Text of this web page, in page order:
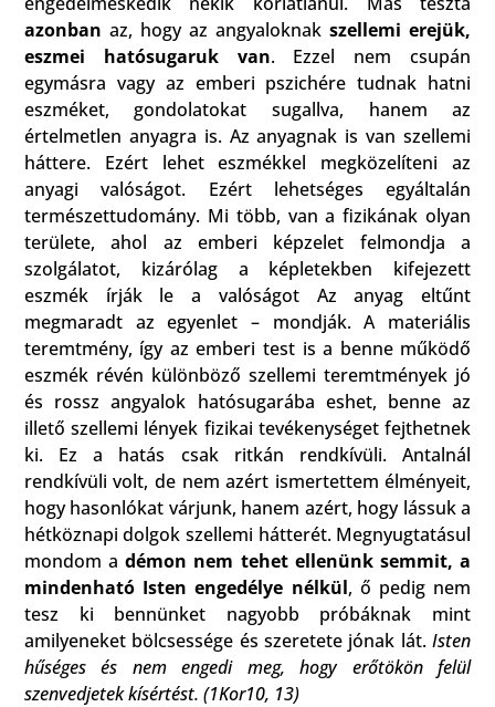
azonban az, hogy az angyaloknakszellemi erejük,
eszmei hatósugaruk van. Ezzel nem csupán
egymásra vagy az emberi pszichére tudnak hatni
eszméket, gondolatokat sugallva, hanem az
értelmetlen anyagra is. Az anyagnak is van szellemi
háttere. Ezért lehet eszmékkel megközelíteni az
anyagi valóságot. Ezért lehetséges egyáltalán
természettudomány. Mi több, van a fizikának olyan
területe, ahol az emberi képzelet felmondja a
szolgálatot, kizárólag a képletekben kifejezett
eszmék írják le a valóságot Az anyag eltűnt
megmaradt az egyenlet – mondják. A materiális
teremtmény, így az emberi test is a benne működő
eszmék révén különböző szellemi teremtmények jó
és rossz angyalok hatósugarába eshet, benne az
illető szellemi lények fizikai tevékenységet fejthetnek
ki. Ez a hatás csak ritkán rendkívüli. Antalnál
rendkívüli volt, de nem azért ismertettem élményeit,
hogy hasonlókat várjunk, hanem azért, hogy lássuk a
hétköznapi dolgok szellemi hátterét. Megnyugtatásul
mondom adémon nem tehet ellenünk semmit, a
mindenható Isten engedélye nélkül, ő pedig nem
tesz ki bennünket nagyobb próbáknak mint
amilyeneket bölcsessége és szeretete jónak lát.Isten
hűséges és nem engedi meg, hogy erőtökön felül
szenvedjetek kísértést. (1Kor10, 13)